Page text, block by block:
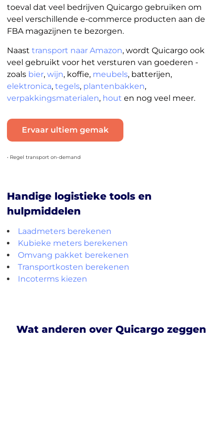
toeval dat veel bedrijven Quicargo gebruiken om
veel verschillende e-commerce producten aan de
FBA magazijnen te bezorgen.
Naast transport naar Amazon, wordt Quicargo ook
veel gebruikt voor het versturen van goederen -
zoals bier, wijn, koffie, meubels, batterijen,
elektronica, tegels, plantenbakken,
verpakkingsmaterialen, hout en nog veel meer.
Ervaar ultiem gemak
• Regel transport on-demand
Handige logistieke tools en
hulpmiddelen
Laadmeters berekenen
Kubieke meters berekenen
Omvang pakket berekenen
Transportkosten berekenen
Incoterms kiezen
Wat anderen over Quicargo zeggen